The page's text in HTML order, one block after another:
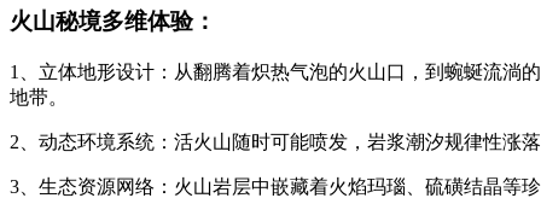
火山秘境多维体验：
1、立体地形设计：从翻腾着炽热气泡的火山口，到蜿蜒流淌
地带。
2、动态环境系统：活火山随时可能喷发，岩浆潮汐规律性涨
3、生态资源网络：火山岩层中嵌藏着火焰玛瑙、硫磺结晶等